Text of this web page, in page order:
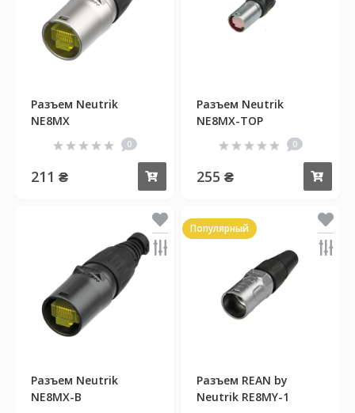
Разъем Neutrik
NE8MX
0
211 ₴ Купить
Разъем Neutrik
NE8MX-TOP
0
255 ₴
Разъем Neutrik
NE8MX-B
Популярный
Разъем REAN by
Neutrik RE8MY-1